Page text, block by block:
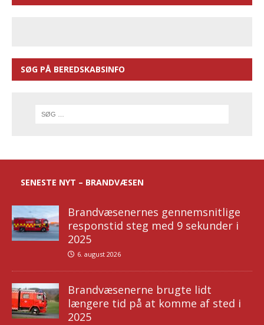
SØG PÅ BEREDSKABSINFO
SENESTE NYT – BRANDVÆSEN
Brandvæsenernes gennemsnitlige
responstid steg med 9 sekunder i
2025
6. august 2026
Brandvæsenerne brugte lidt
længere tid på at komme af sted i
2025